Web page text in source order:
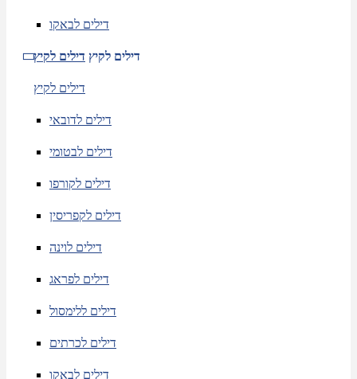
דילים לבאקו
דילים לקיץ דילים לקיץ
דילים לקיץ
דילים לדובאי
דילים לבטומי
דילים לקורפו
דילים לקפריסין
דילים לוינה
דילים לפראג
דילים ללימסול
דילים לכרתים
דילים לבאקו